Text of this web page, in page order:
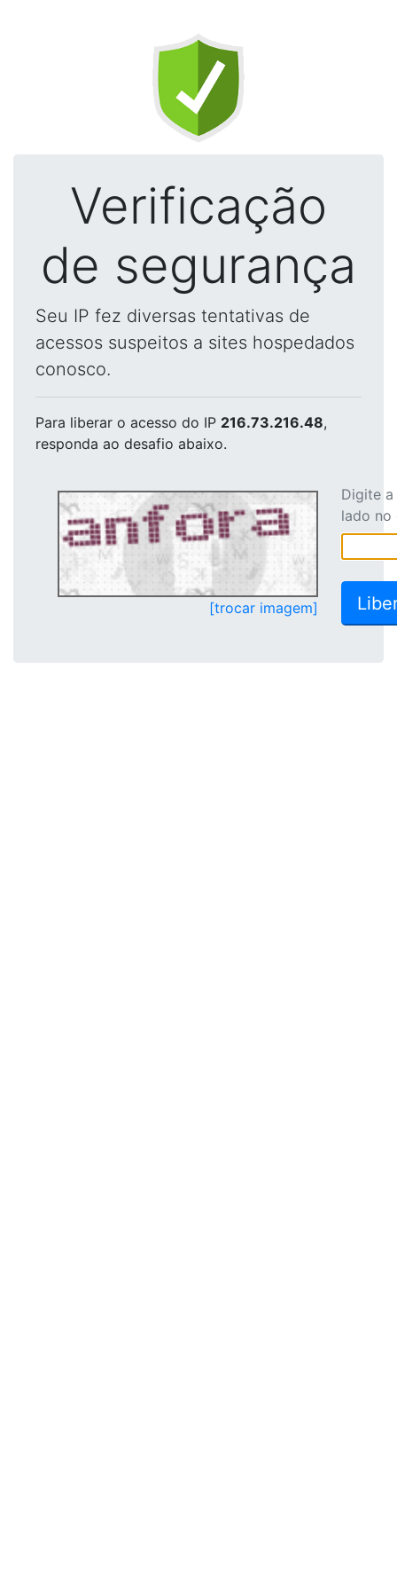
Verificação
de segurança
Seu IP fez diversas tentativas de
acessos suspeitos a sites hospedados
conosco.
Para liberar o acesso do IP 216.73.216.48,
responda ao desafio abaixo.
[trocar imagem]
Digite
lado no